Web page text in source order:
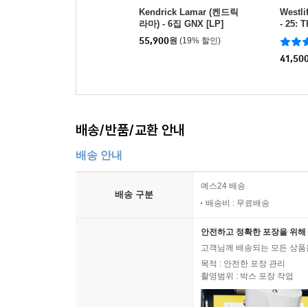
Kendrick Lamar (켄드릭
라마) - 6집 GNX [LP]
55,900원 (19% 할인)
- 25:
ction
배송/반품/교환 안내
배송 안내
배송 구분
예스24 배송
배송비 : 무료배송
안전하고 정확한 포장을 위
고객님께 배송되는 모든 상
목적 : 안전한 포장 관리
촬영범위 : 박스 포장 작업